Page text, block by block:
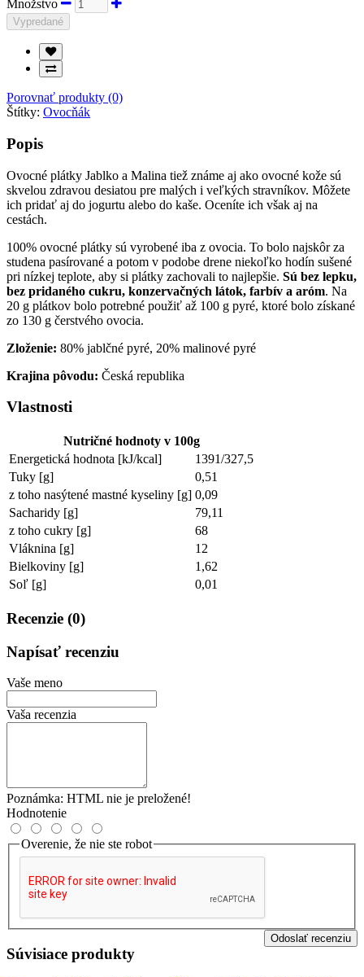
Množstvo
Vypredané
Porovnať produkty (0)
Štítky: Ovocňák
Popis
Ovocné plátky Jablko a Malina tiež známe aj ako ovocné kože sú
skvelou zdravou desiatou pre malých i veľkých stravníkov. Môžete
ich pridať aj do jogurtu alebo do kaše. Oceníte ich však aj na
cestách.
100% ovocné plátky sú vyrobené iba z ovocia. To bolo najskôr za
studena pasírované a potom v podobe drene niekoľko hodín sušené
pri nízkej teplote, aby si plátky zachovali to najlepšie. Sú bez lepku,
bez pridaného cukru, konzervačných látok, farbív a aróm. Na
20 g plátkov bolo potrebné použiť až 100 g pyré, ktoré bolo získané
zo 130 g čerstvého ovocia.
Zloženie: 80% jablčné pyré, 20% malinové pyré
Krajina pôvodu: Česká republika
Vlastnosti
Nutričné hodnoty v 100g
Energetická hodnota [kJ/kcal]
1391/327,5
Tuky [g]
0,51
z toho nasýtené mastné kyseliny [g] 0,09
Sacharidy [g]
79,11
z toho cukry [g]
68
Vláknina [g]
12
Bielkoviny [g]
1,62
Soľ [g]
0,01
Recenzie (0)
Napísať recenziu
Vaše meno
Vaša recenzia
Poznámka: HTML nie je preložené!
Hodnotenie
Overenie, že nie ste robot
Odoslať recenziu
Súvisiace produkty